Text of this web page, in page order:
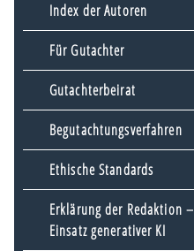
Index der Autoren
Für Gutachter
Gutachterbeirat
Begutachtungsverfahren
Ethische Standards
Erklärung der Redaktion –
Einsatz generativer KI